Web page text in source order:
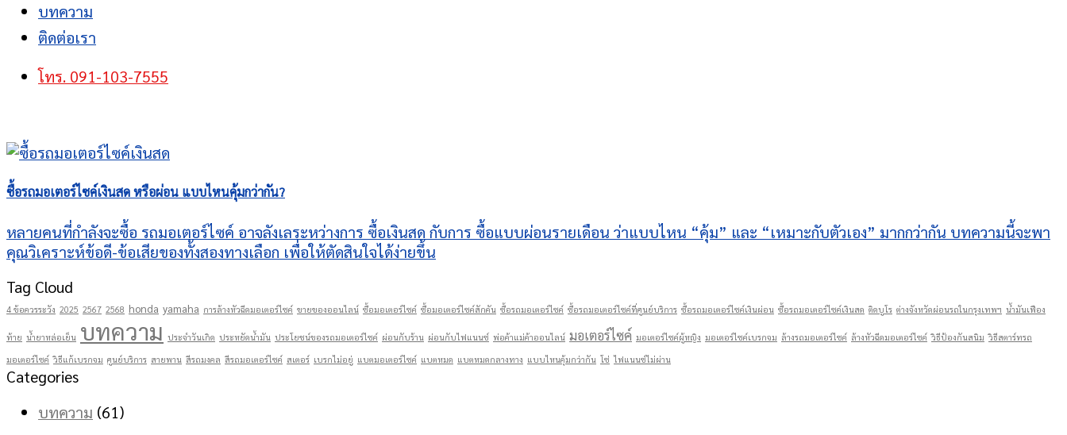
บทความ
ติดต่อเรา
โทร. 091-103-7555
ซื้อรถมอเตอร์ไซค์เงินสด หรือผ่อน แบบไหนคุ้มกว่ากัน?
หลายคนที่กำลังจะซื้อ รถมอเตอร์ไซค์ อาจลังเลระหว่างการ ซื้อเงินสด กับการ ซื้อแบบผ่อนรายเดือน ว่าแบบไหน “คุ้ม” และ “เหมาะกับตัวเอง” มากกว่ากัน บทความนี้จะพา
คุณวิเคราะห์ข้อดี-ข้อเสียของทั้งสองทางเลือก เพื่อให้ตัดสินใจได้ง่ายขึ้น
Tag Cloud
4 ข้อควรระวัง 2025 2567 2568 honda yamaha การล้างหัวฉีดมอเตอร์ไซค์ ขายของออนไลน์ ซื้อมอเตอร์ไซค์ ซื้อมอเตอร์ไซค์สักคัน ซื้อรถมอเตอร์ไซค์ ซื้อรถมอเตอร์ไซค์ที่ศูนย์บริการ ซื้อรถมอเตอร์ไซค์เงินผ่อน ซื้อรถมอเตอร์ไซค์เงินสด ติดบูโร ต่างจังหวัดผ่อนรถในกรุงเทพฯ น้ำมันเฟือง
ท้าย น้ำยาหล่อเย็น บทความ ประจำวันเกิด ประหยัดน้ำมัน ประโยชน์ของรถมอเตอร์ไซค์ ผ่อนกับร้าน ผ่อนกับไฟแนนซ์ พ่อค้าแม่ค้าออนไลน์ มอเตอร์ไซค์ มอเตอร์ไซค์ผู้หญิง มอเตอร์ไซค์เบรกจม ล้างรถมอเตอร์ไซค์ ล้างหัวฉีดมอเตอร์ไซค์ วิธีป้องกันสนิม วิธีสตาร์ทรถ
มอเตอร์ไซค์ วิธีแก้เบรกจม ศูนย์บริการ สายพาน สีรถมงคล สีรถมอเตอร์ไซค์ สเตอร์ เบรกไม่อยู่ แบตมอเตอร์ไซค์ แบตหมด แบตหมดกลางทาง แบบไหนคุ้มกว่ากัน โซ่ ไฟแนนซ์ไม่ผ่าน
Categories
บทความ (61)